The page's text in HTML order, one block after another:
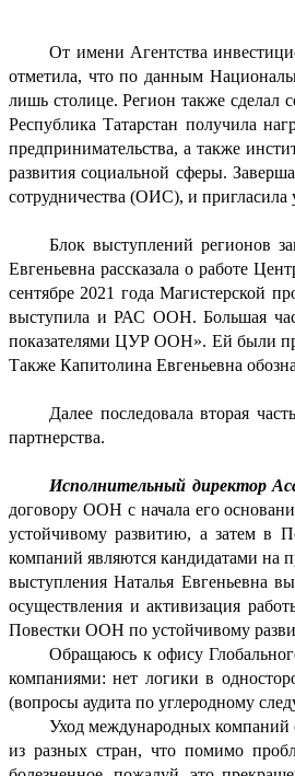
От имени Агентства
отметила, что по данным
лишь столице. Регион также сделал
Республика Татарстан получила
предпринимательства, а также
развития социальной сферы.
сотрудничества (ОИС), и
Блок выступлений регионов
Евгеньевна рассказала о работе
сентябре 2021 года Магистерской
выступила и РАС ООН. Большая
показателями ЦУР ООН». Ей были
Также Капитолина Евгеньевна
Далее последовала вторая
партнерства.
Исполнительный директор
договору ООН с начала его
устойчивому развитию, а затем в
компаний являются кандидатами на
выступления Наталья Евгеньевна
осуществления и активизация
Повестки ООН по устойчивому
Обращаюсь к офису
компаниями: нет логики в
(вопросы аудита по углеродному
Уход международных компаний
из разных стран, что помимо